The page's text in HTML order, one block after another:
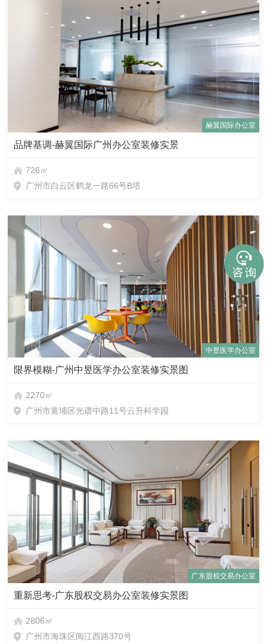
赫翼国际办公室
品牌基调-赫翼国际广州办公室装修实景
726㎡
广州市白云区鹤龙一路66号B塔
中昱医学办公室
限界模糊-广州中昱医学办公室装修实景图
2270㎡
广州市黄埔区光谱中路11号云升科学园
广东股权交易办公室
重新思考-广东股权交易办公室装修实景图
2806㎡
广州市海珠区阅江西路370号